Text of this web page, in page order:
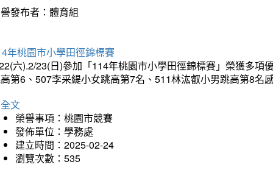
發布者：體育組
年桃園市小學田徑錦標賽
六).2/23(日)參加「114年桃園市小學田徑錦標賽」榮獲多
第6、507李采緹小女跳高第7名、511林汯叡小男跳高第8名
文
榮譽事項：桃園市競賽
發佈單位：學務處
建立時間：2025-02-24
瀏覽次數：535